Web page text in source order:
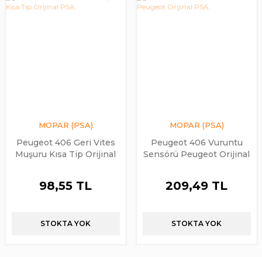
MOPAR (PSA)
Peugeot 406 Geri Vites
Muşuru Kısa Tip Orijinal
98,55 TL
STOKTA YOK
MOPAR (PSA)
Peugeot 406 Vuruntu
Sensörü Peugeot Orijinal
209,49 TL
STOKTA YOK